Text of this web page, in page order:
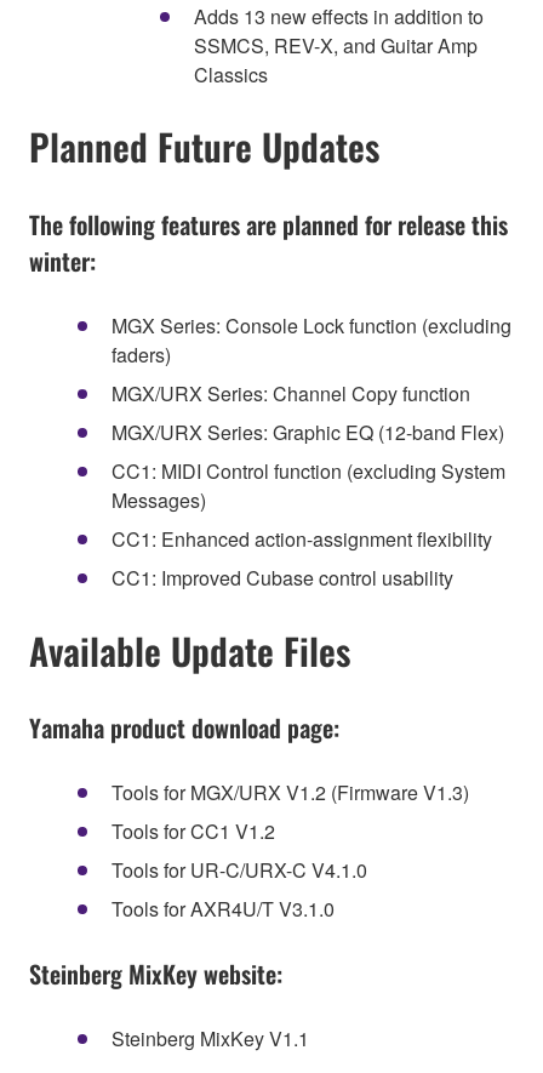
Adds 13 new effects in addition to
SSMCS, REV-X, and Guitar Amp
Classics
Planned Future Updates
The following features are planned for release this
winter:
MGX Series: Console Lock function (excluding
faders)
MGX/URX Series: Channel Copy function
MGX/URX Series: Graphic EQ (12-band Flex)
CC1: MIDI Control function (excluding System
Messages)
CC1: Enhanced action-assignment flexibility
CC1: Improved Cubase control usability
Available Update Files
Yamaha product download page:
Tools for MGX/URX V1.2 (Firmware V1.3)
Tools for CC1 V1.2
Tools for UR-C/URX-C V4.1.0
Tools for AXR4U/T V3.1.0
Steinberg MixKey website:
Steinberg MixKey V1.1